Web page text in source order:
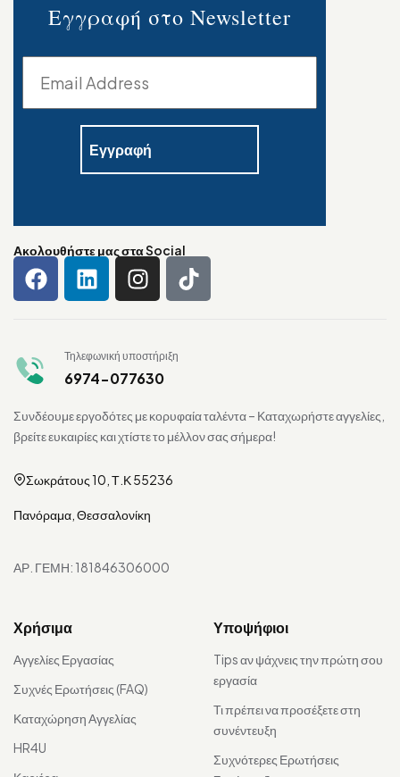
Εγγραφή στο Newsletter
Ακολουθήστε μας στα Social
Τηλεφωνική υποστήριξη
6974-077630
Συνδέουμε εργοδότες με κορυφαία ταλέντα – Καταχωρήστε αγγελίες,
βρείτε ευκαιρίες και χτίστε το μέλλον σας σήμερα!
Σωκράτους 10, Τ.Κ 55236
Πανόραμα, Θεσσαλονίκη
ΑΡ. ΓΕΜΗ: 181846306000
Χρήσιμα
Αγγελίες Εργασίας
Συχνές Ερωτήσεις (FAQ)
Καταχώρηση Αγγελίας
HR4U
Υποψήφιοι
Tips αν ψάχνεις την πρώτη σου
εργασία
Τι πρέπει να προσέξετε στη
συνέντευξη
Συχνότερες Ερωτήσεις